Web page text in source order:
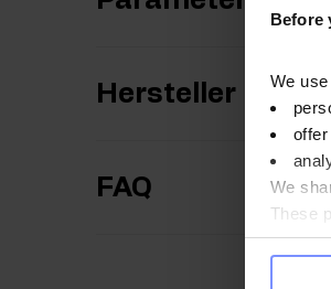
Before
We
We
These
you
Hersteller
FAQ